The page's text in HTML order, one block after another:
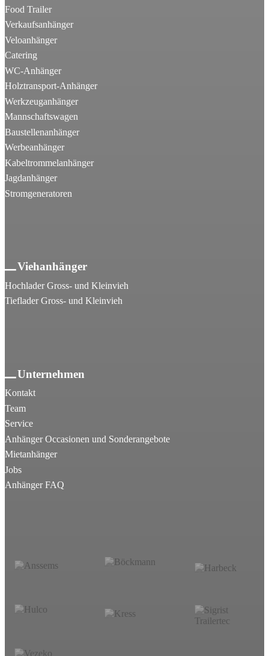
Food Trailer
Verkaufsanhänger
Veloanhänger
Catering
WC-Anhänger
Holztransport-Anhänger
Werkzeuganhänger
Mannschaftswagen
Baustellenanhänger
Werbeanhänger
Kabeltrommelanhänger
Jagdanhänger
Stromgeneratoren
Viehanhänger
Hochlader Gross- und Kleinvieh
Tieflader Gross- und Kleinvieh
Unternehmen
Kontakt
Team
Service
Anhänger Occasionen und Sonderangebote
Mietanhänger
Jobs
Anhänger FAQ